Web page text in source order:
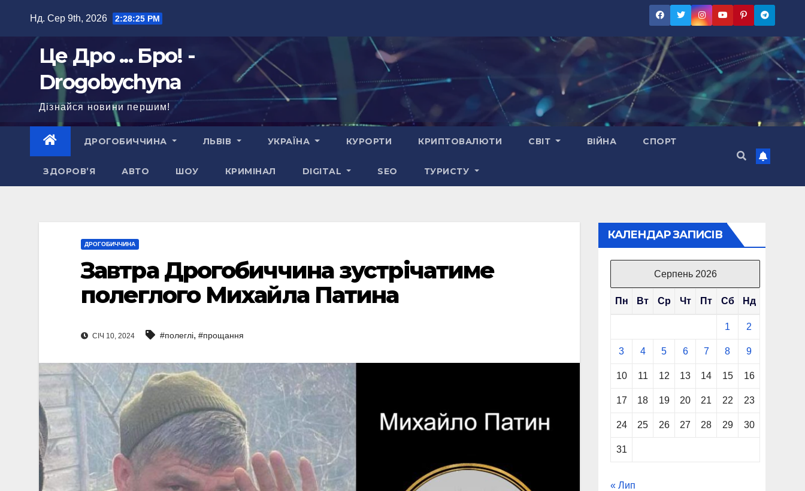
Нд. Сер 9th, 2026 2:28:26 PM
Це Дро ... Бро! -
Drogobychyna
Дізнайся новини першим!
ДРОГОБИЧЧИНА ЛЬВІВ УКРАЇНА КУРОРТИ КРИПТОВАЛЮТИ СВІТ ВІЙНА СПОРТ
ЗДОРОВ’Я АВТО ШОУ КРИМІНАЛ DIGITAL SEO ТУРИСТУ
ДРОГОБИЧЧИНА
Завтра Дрогобиччина зустрічатиме
полеглого Михайла Патина
СІЧ 10, 2024 #полеглі, #прощання
КАЛЕНДАР ЗАПИСІВ
Серпень 2026
Пн Вт Ср Чт Пт Сб Нд
1 2
3 4 5 6 7 8 9
10 11 12 13 14 15 16
17 18 19 20 21 22 23
24 25 26 27 28 29 30
31
« Лип